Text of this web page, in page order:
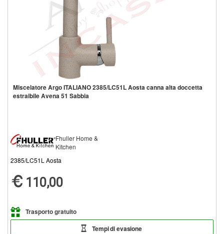
Miscelatore Argo ITALIANO 2385/LC51L Aosta canna alta doccetta
estraibile Avena 51 Sabbia
Fhuller Home &
Kitchen
2385/LC51L Aosta
110,00
Trasporto gratuito
Tempi di evasione